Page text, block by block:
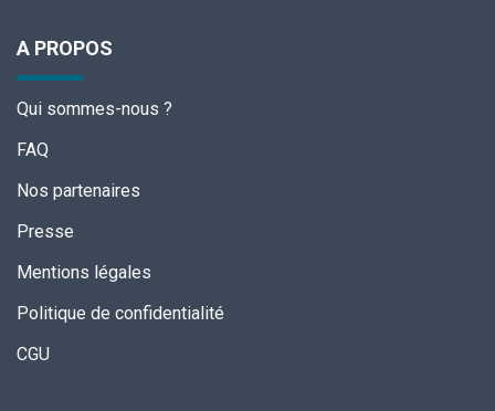
A PROPOS
Qui sommes-nous ?
FAQ
Nos partenaires
Presse
Mentions légales
Politique de confidentialité
CGU